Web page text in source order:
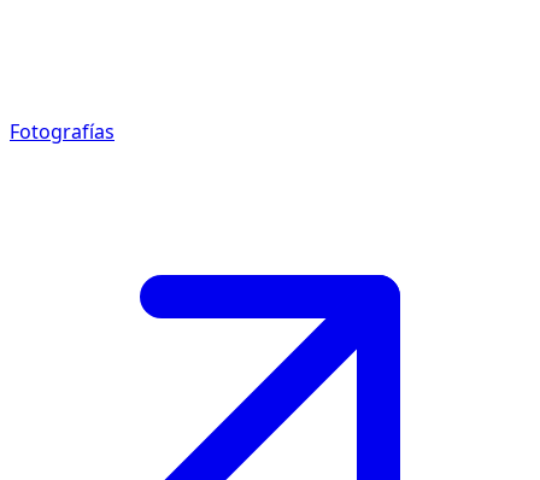
Fotografías